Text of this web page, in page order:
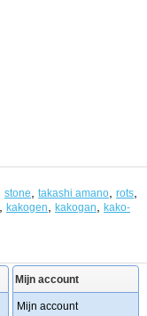
stone takashi amano rots
kakogen kakogan
kako-
Mijn account
Mijn account